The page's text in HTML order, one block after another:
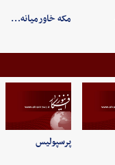
مکه خاورمیانه…
پرسپولیس